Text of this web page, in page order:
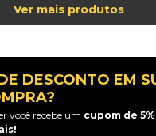
DESCONTO EM
você recebe um cupom de